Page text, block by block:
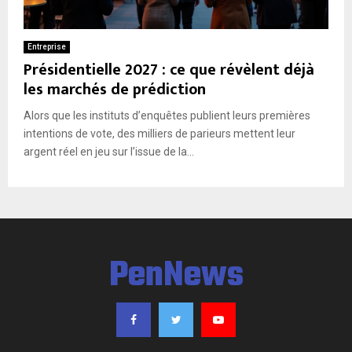
E
N
U
Entreprise
Présidentielle 2027 : ce que révèlent déjà
les marchés de prédiction
Alors que les instituts d’enquêtes publient leurs premières
intentions de vote, des milliers de parieurs mettent leur
argent réel en jeu sur l’issue de la...
PenNews